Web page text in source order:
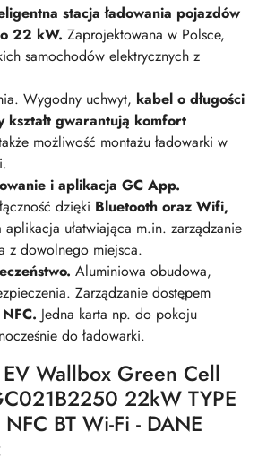
stacja ładowania pojazdów
22 kW. Zaprojektowana w Polsce,
samochodów elektrycznych z
Wygodny uchwyt, kabel o długości
kształt gwarantują komfort
możliwość montażu ładowarki w
i aplikacja GC App.
dzięki Bluetooth oraz Wifi,
ułatwiająca m.in. zarządzanie
z dowolnego miejsca.
Aluminiowa obudowa,
Zarządzanie dostępem
Jedna karta np. do pokoju
do ładowarki.
Wallbox Green Cell
22kW TYPE
BT Wi-Fi - DANE